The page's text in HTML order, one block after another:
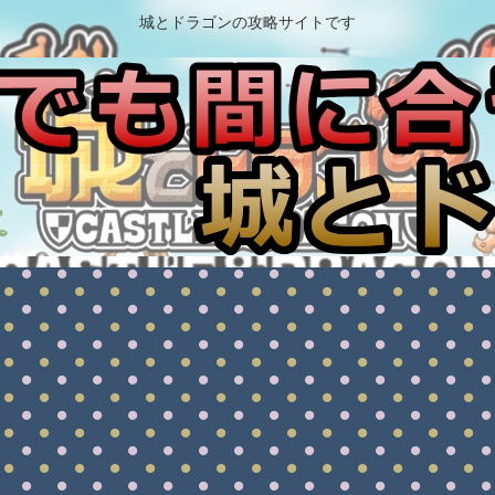
城とドラゴンの攻略サイトです